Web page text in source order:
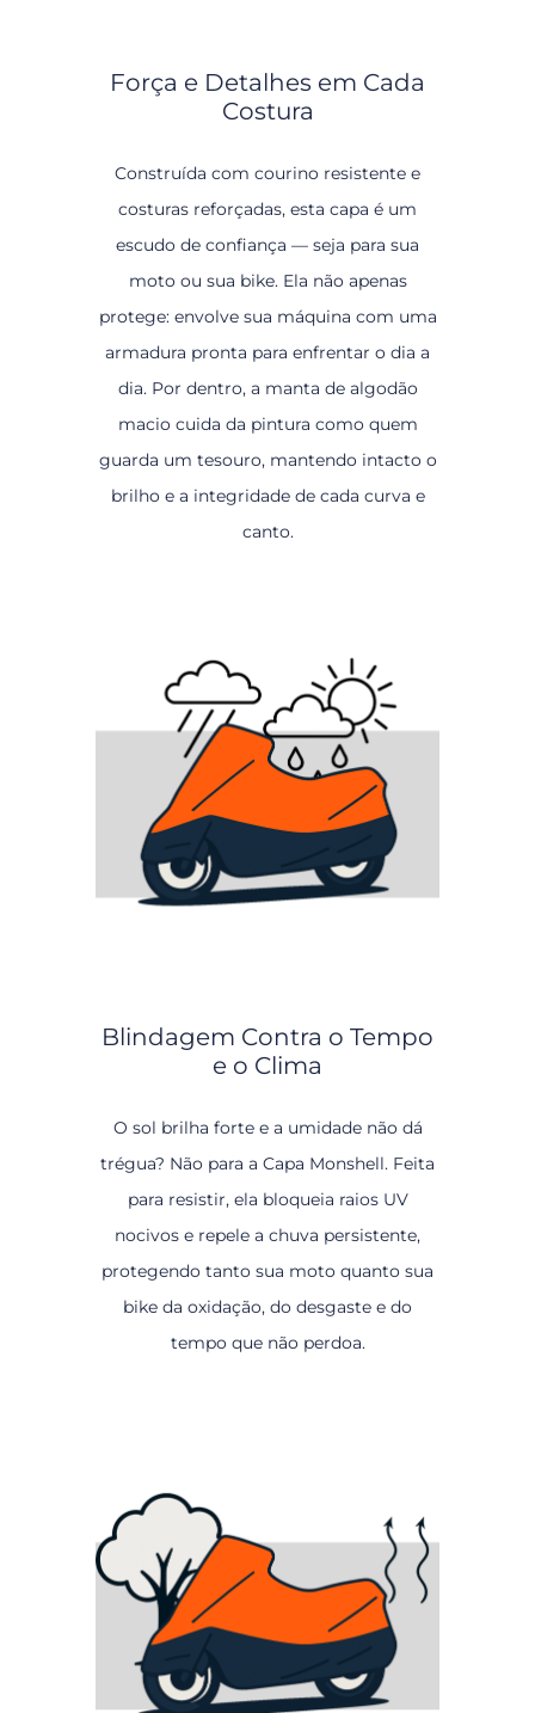
Força e Detalhes em Cada
Costura
Construída com courino resistente e
costuras reforçadas, esta capa é um
escudo de confiança — seja para sua
moto ou sua bike. Ela não apenas
protege: envolve sua máquina com uma
armadura pronta para enfrentar o dia a
dia. Por dentro, a manta de algodão
macio cuida da pintura como quem
guarda um tesouro, mantendo intacto o
brilho e a integridade de cada curva e
canto.
Blindagem Contra o Tempo
e o Clima
O sol brilha forte e a umidade não dá
trégua? Não para a Capa Monshell. Feita
para resistir, ela bloqueia raios UV
nocivos e repele a chuva persistente,
protegendo tanto sua moto quanto sua
bike da oxidação, do desgaste e do
tempo que não perdoa.